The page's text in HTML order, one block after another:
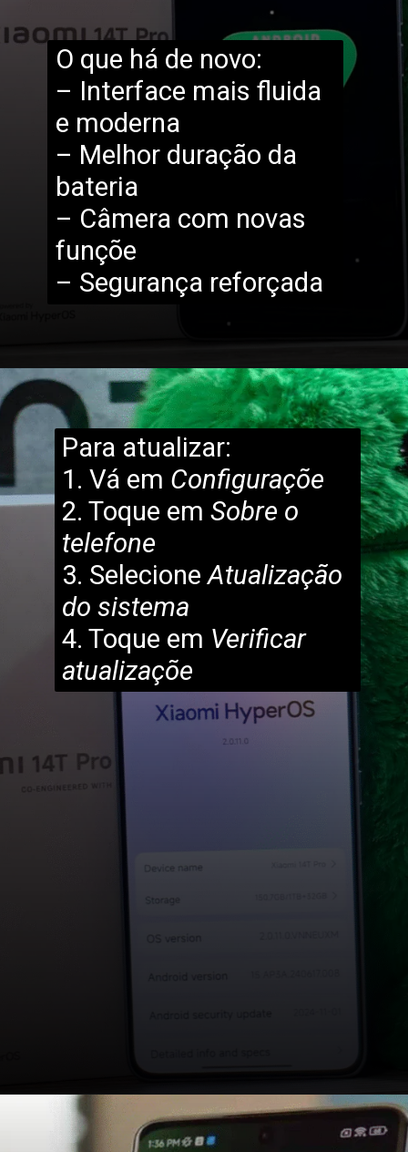
O que há de novo:
– Interface mais fluida
e moderna
– Melhor duração da
bateria
– Câmera com novas
funçõe
– Segurança reforçada
Para atualizar:
1. Vá em Configuraçõe
2. Toque emSobre o
telefone
3. SelecioneAtualização
do sistema
4. Toque em Verificar
atualizaçõe